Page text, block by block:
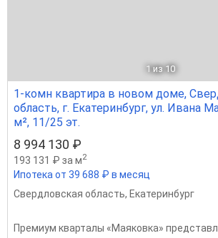
1 из 10
1-комн квартира в новом доме,
область, г. Екатеринбург, ул. Ивана
м², 11/25 эт.
8 994 130 ₽
193 131 ₽ за м2
Ипотека от 39 688 ₽ в месяц
Свердловская область, Екатеринбург
Премиум кварталы «Маяковка»